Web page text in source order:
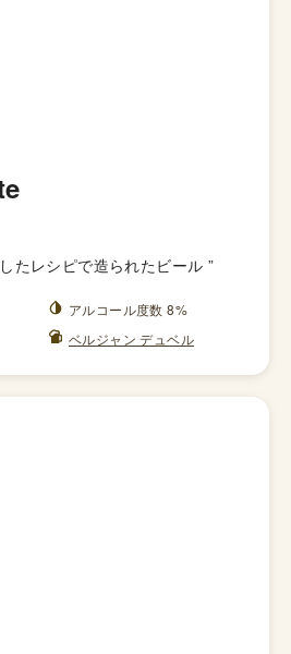
たレシピで造られたビール ”
アルコール度数 8%
ベルジャン デュベル